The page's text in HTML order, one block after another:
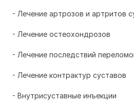
- Лечение артрозов и артритов
- Лечение остеохондрозов
- Лечение последствий
- Лечение контрактур суставов
- Внутрисуставные инъекции